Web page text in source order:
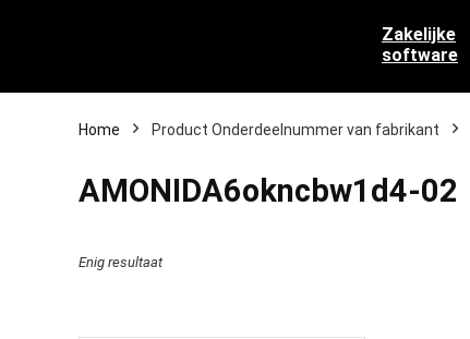
Zakelijke
software
Home Product Onderdeelnummer van fabrikant
‎AMONIDA6okncbw1d4-02
Enig resultaat